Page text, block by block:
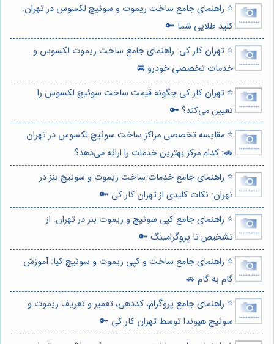
⭐️ راهنمای جامع ساخت ریموت و سوئیچ لکسوس در تهران:
کلید طلایی شما 🔑
⭐️ تهران کار کی: راهنمای جامع ساخت ریموت لکسوس و
خدمات تخصصی خودرو 🚘
⭐️ تهران کار کی چگونه قیمت ساخت سوئیچ لکسوس را
تعیین می‌کند؟ 🔑
⭐️ مقایسه تخصصی مراکز ساخت سوئیچ لکسوس در تهران
🚗: کدام مرکز بهترین خدمات را ارائه می‌دهد؟
⭐️ راهنمای جامع خدمات ساخت ریموت و سوئیچ بنز در
تهران: نکات کلیدی از تهران کار کی 🔑
⭐️ راهنمای جامع کپی سوئیچ و ریموت بنز در تهران: از
تشخیص تا پروگرامینگ 🔑
⭐️ راهنمای جامع ساخت و کپی ریموت و سوئیچ کیا: آموزش
گام به گام 🚗
⭐️ راهنمای جامع پروگرام، کددهی، تعمیر و تعریف ریموت و
سوئیچ هیوندا توسط تهران کار کی 🔑